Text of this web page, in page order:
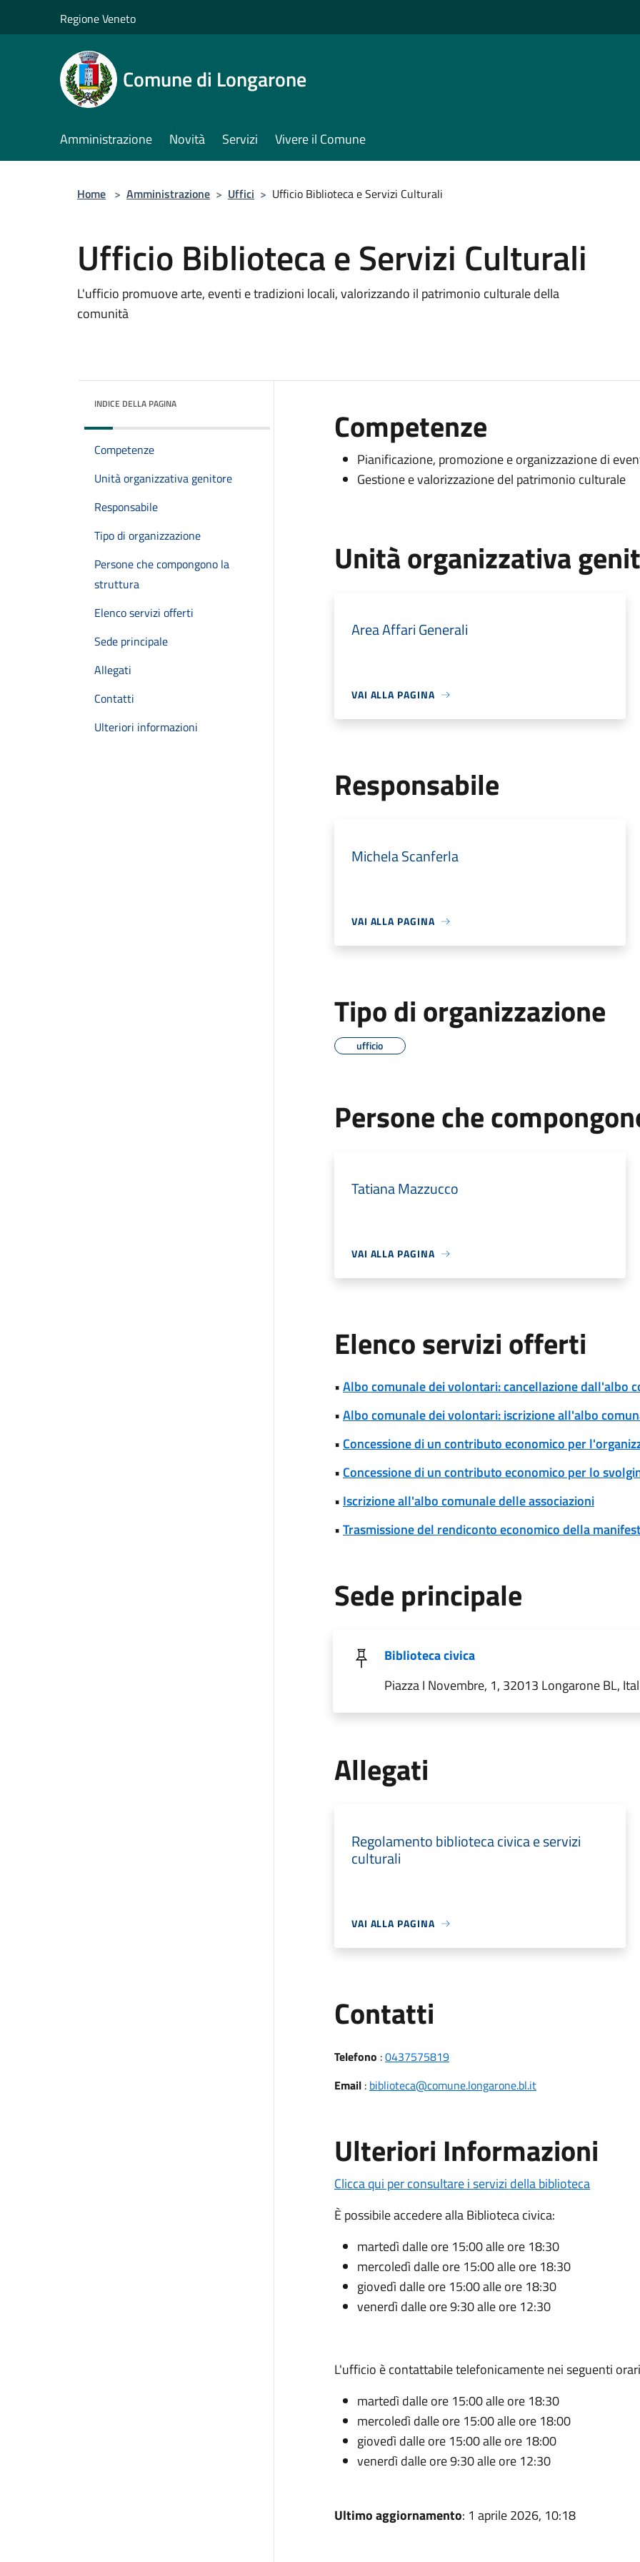
Regione Veneto
Comune di Longarone
Amministrazione Novità Servizi Vivere il Comune
Home > Amministrazione > Uffici > Ufficio Biblioteca e Servizi Culturali
Ufficio Biblioteca e Servizi Culturali
L'ufficio promuove arte, eventi e tradizioni locali, valorizzando il patrimonio culturale della
comunità
INDICE DELLA PAGINA
Competenze
Unità organizzativa genitore
Responsabile
Tipo di organizzazione
Persone che compongono la
struttura
Elenco servizi offerti
Sede principale
Allegati
Contatti
Ulteriori informazioni
Competenze
Pianificazione, promozione e organizzazione di
Gestione e valorizzazione del patrimonio culturale
Unità organizzativa
Area Affari Generali
VAI ALLA PAGINA
Responsabile
Michela Scanferla
VAI ALLA PAGINA
Tipo di organizzazione
ufficio
Persone che
Tatiana Mazzucco
VAI ALLA PAGINA
Elenco servizi offerti
•Albo comunale dei volontari: cancellazione dall'albo
•Albo comunale dei volontari: iscrizione all'albo
• Concessione di un contributo economico per
• Concessione di un contributo economico per lo
• Iscrizione all'albo comunale delle associazioni
•Trasmissione del rendiconto economico della
Sede principale
Biblioteca civica
Piazza I Novembre, 1, 32013 Longarone BL,
Allegati
Regolamento biblioteca civica e servizi
culturali
VAI ALLA PAGINA
Contatti
Telefono :0437575819
Email: biblioteca@comune.longarone.bl.it
Ulteriori Informazioni
Clicca qui per consultare i servizi della biblioteca
È possibile accedere alla Biblioteca civica:
martedì dalle ore 15:00 alle ore 18:30
mercoledì dalle ore 15:00 alle ore 18:30
giovedì dalle ore 15:00 alle ore 18:30
venerdì dalle ore 9:30 alle ore 12:30
L'ufficio è contattabile telefonicamente nei seguenti
martedì dalle ore 15:00 alle ore 18:30
mercoledì dalle ore 15:00 alle ore 18:00
giovedì dalle ore 15:00 alle ore 18:00
venerdì dalle ore 9:30 alle ore 12:30
Ultimo aggiornamento: 1 aprile 2026, 10:18